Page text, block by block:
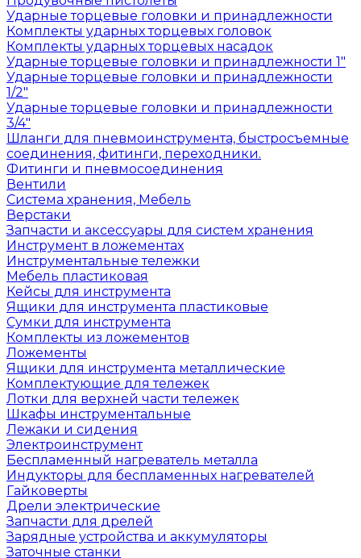
Ударные торцевые головки и принадлежности
Комплекты ударных торцевых головок
Комплекты ударных торцевых насадок
Ударные торцевые головки и принадлежности 1"
Ударные торцевые головки и принадлежности
1/2"
Ударные торцевые головки и принадлежности
3/4"
Шланги для пневмоинструмента, быстросъемные
соединения, фитинги, переходники.
Фитинги и пневмосоединения
Вентили
Система хранения, Мебель
Верстаки
Запчасти и аксессуары для систем хранения
Инструмент в ложементах
Инструментальные тележки
Мебель пластиковая
Кейсы для инструмента
Ящики для инструмента пластиковые
Сумки для инструмента
Комплекты из ложементов
Ложементы
Ящики для инструмента металлические
Комплектующие для тележек
Лотки для верхней части тележек
Шкафы инструментальные
Лежаки и сидения
Электроинструмент
Беспламенный нагреватель металла
Индукторы для беспламенных нагревателей
Гайковерты
Дрели электрические
Запчасти для дрелей
Зарядные устройства и аккумуляторы
Заточные станки